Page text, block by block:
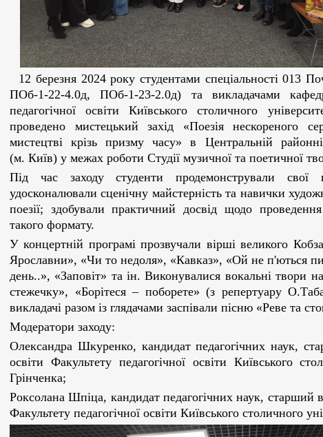
12 березня 2024 року студентами спеціальності 013
ПОб-1-22-4.0д, ПОб-1-23-2.0д) та викладачами
педагогічної освіти Київського столичного
проведено мистецький захід «Поезія нескореного
мистецтві крізь призму часу» в Центральній
(м. Київ) у межах роботи Студії музичної та поетичної
Під час заходу студенти продемонстрували свої
удосконалювали сценічну майстерність та навички
поезії; здобували практичний досвід щодо проведення
такого формату.
У концертній програмі прозвучали вірші великого
Ярославни», «Чи то недоля», «Кавказ», «Ой не п'ються
день..», «Заповіт» та ін. Виконувалися вокальні твори
стежечку», «Борітеся – поборете» (з репертуару
викладачі разом із глядачами заспівали пісню «Реве та
Модератори заходу:
Олександра Шкуренко, кандидат педагогічних наук,
освіти Факультету педагогічної освіти Київського
Грінченка;
Роксолана Шпіца, кандидат педагогічних наук, старший
Факультету педагогічної освіти Київського столичного